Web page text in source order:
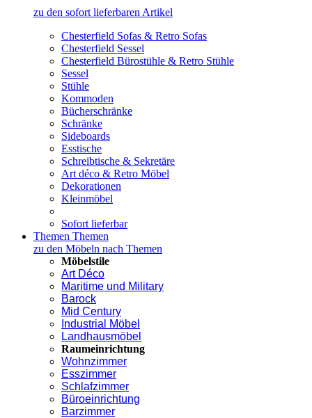
zu den sofort lieferbaren Artikel
Chesterfield Sofas & Retro Sofas
Chesterfield Sessel
Chesterfield Bürostühle & Retro Stühle
Sessel
Stühle
Kommoden
Bücherschränke
Schränke
Sideboards
Esstische
Schreibtische & Sekretäre
Art déco & Retro Möbel
Dekorationen
Kleinmöbel
Sofort lieferbar
Themen Themen
zu den Möbeln nach Themen
Möbelstile
Art Déco
Maritime und Military
Barock
Mid Century
Industrial Möbel
Landhausmöbel
Raumeinrichtung
Wohnzimmer
Esszimmer
Schlafzimmer
Büroeinrichtung
Barzimmer